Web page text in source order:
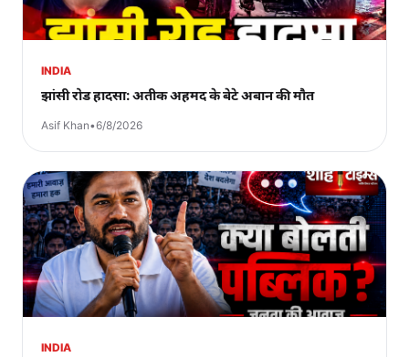
INDIA
झांसी रोड हादसा: अतीक अहमद के बेटे अबान की मौत
Asif Khan•6/8/2026
INDIA